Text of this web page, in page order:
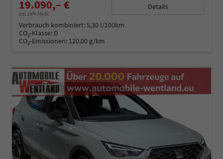
19.090,– €
incl. 19% MwSt.
Details
Verbrauch kombiniert:5,30 l/100km
CO2-Klasse: D
CO2-Emissionen: 120,00 g/km